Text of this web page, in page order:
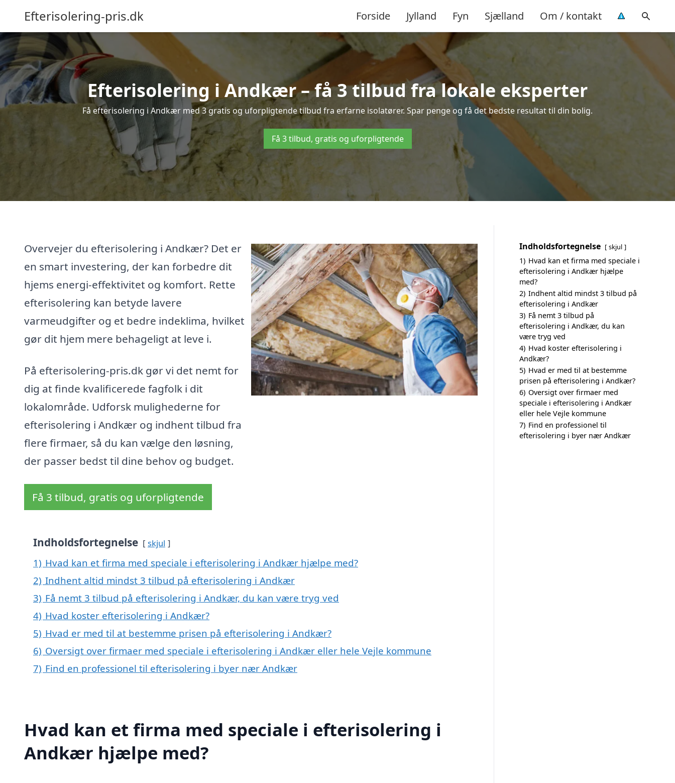
Efterisolering-pris.dk Forside Jylland Fyn Sjælland Om / kontakt
Efterisolering i Andkær – få 3 tilbud fra lokale eksperter
Få efterisolering i Andkær med 3 gratis og uforpligtende tilbud fra erfarne isolatører. Spar penge og få det bedste resultat til din bolig.
Få 3 tilbud, gratis og uforpligtende
Overvejer du efterisolering i Andkær? Det er
en smart investering, der kan forbedre dit
hjems energi-effektivitet og komfort. Rette
efterisolering kan betyde lavere
varmeudgifter og et bedre indeklima, hvilket
gør dit hjem mere behageligt at leve i.
På efterisolering-pris.dk gør vi det nemt for
dig at finde kvalificerede fagfolk i dit
lokalområde. Udforsk mulighederne for
efterisolering i Andkær og indhent tilbud fra
flere firmaer, så du kan vælge den løsning,
der passer bedst til dine behov og budget.
Få 3 tilbud, gratis og uforpligtende
Indholdsfortegnelse skjul
1) Hvad kan et firma med speciale i efterisolering i Andkær hjælpe med?
2) Indhent altid mindst 3 tilbud på efterisolering i Andkær
3) Få nemt 3 tilbud på efterisolering i Andkær, du kan være tryg ved
4) Hvad koster efterisolering i Andkær?
5) Hvad er med til at bestemme prisen på efterisolering i Andkær?
6) Oversigt over firmaer med speciale i efterisolering i Andkær eller hele Vejle kommune
7) Find en professionel til efterisolering i byer nær Andkær
Hvad kan et firma med speciale i efterisolering i
Andkær hjælpe med?
Indholdsfortegnelse skjul
1) Hvad kan et firma med speciale i
efterisolering i Andkær hjælpe
med?
2) Indhent altid mindst 3 tilbud på
efterisolering i Andkær
3) Få nemt 3 tilbud på
efterisolering i Andkær, du kan
være tryg ved
4) Hvad koster efterisolering i
Andkær?
5) Hvad er med til at bestemme
prisen på efterisolering i Andkær?
6) Oversigt over firmaer med
speciale i efterisolering i Andkær
eller hele Vejle kommune
7) Find en professionel til
efterisolering i byer nær Andkær